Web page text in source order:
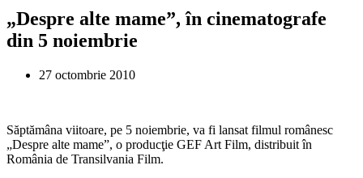
„Despre alte mame”, în cinematografe
din 5 noiembrie
27 octombrie 2010
Săptămâna viitoare, pe 5 noiembrie, va fi lansat filmul românesc
„Despre alte mame”, o producţie GEF Art Film, distribuit în
România de Transilvania Film.